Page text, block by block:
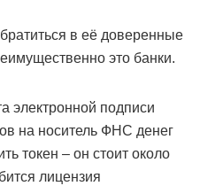
в её доверенные
это банки.
электронной подписи
на носитель ФНС денег
токен – он стоит около
лицензия